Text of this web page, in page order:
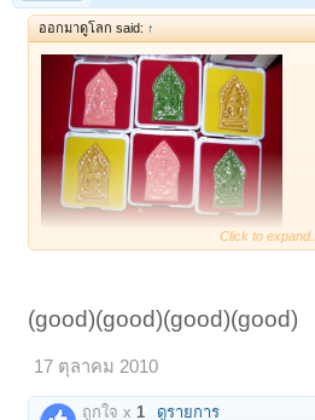
ออกมาดูโลก said: ↑
Click to expand...
(good)(good)(good)(good)
17 ตุลาคม 2010
ถูกใจ x1 ดูรายการ